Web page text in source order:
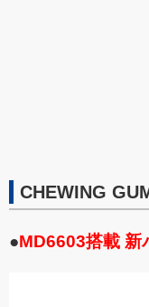
CHEWING
●MD6603搭載 新